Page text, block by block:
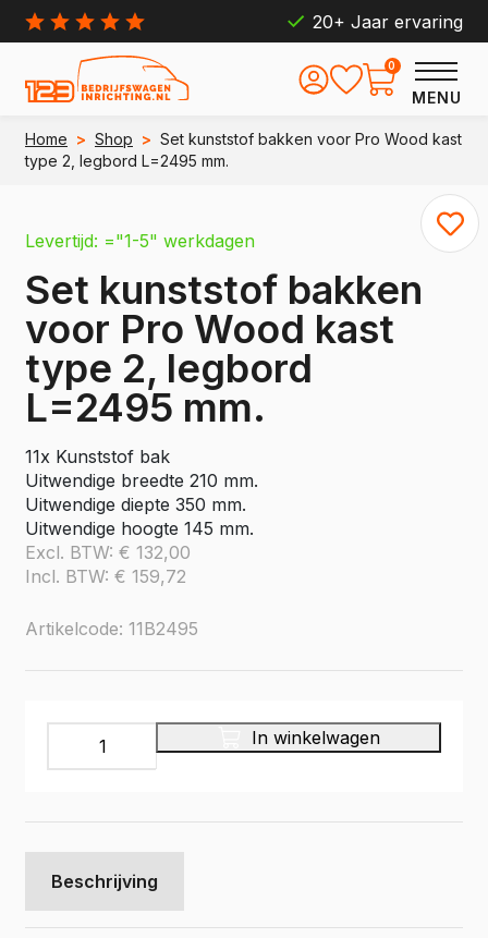
20+ Jaar ervaring
MENU
0
Home > Shop > Set kunststof bakken voor Pro Wood kast
type 2, legbord L=2495 mm.
Levertijd: ="1-5" werkdagen
Set kunststof bakken
voor Pro Wood kast
type 2, legbord
L=2495 mm.
11x Kunststof bak
Uitwendige breedte 210 mm.
Uitwendige diepte 350 mm.
Uitwendige hoogte 145 mm.
Excl. BTW: € 132,00
Incl. BTW: € 159,72
Artikelcode: 11B2495
kunststof
Wood
kast
2,
In winkelwagen
Beschrijving